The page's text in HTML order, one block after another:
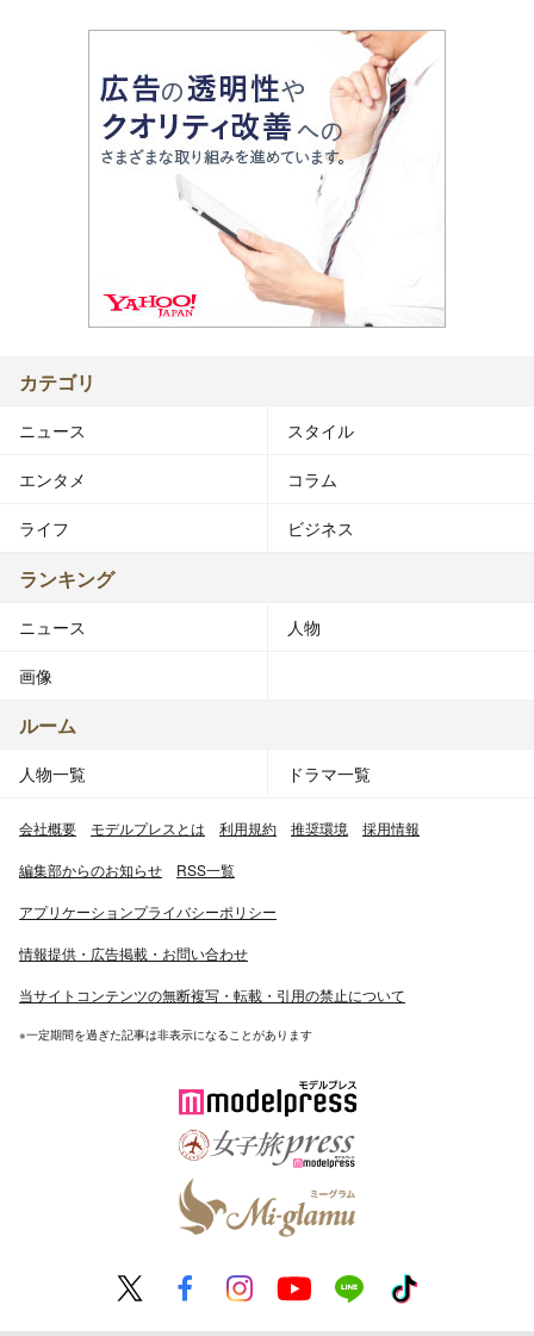
カテゴリ
ニュース スタイル
エンタメ コラム
ライフ ビジネス
ランキング
ニュース 人物
画像
ルーム
人物一覧 ドラマ一覧
会社概要 モデルプレスとは 利用規約 推奨環境 採用情報
編集部からのお知らせ RSS一覧
アプリケーションプライバシーポリシー
情報提供・広告掲載・お問い合わせ
当サイトコンテンツの無断複写・転載・引用の禁止について
※一定期間を過ぎた記事は非表示になることがあります